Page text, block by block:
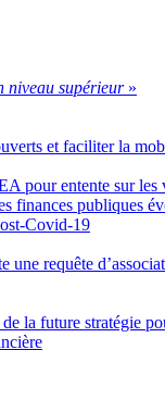
niveau supérieur»
et faciliter la
pour entente sur les
finances publiques
Covid-19
requête
la future stratégie